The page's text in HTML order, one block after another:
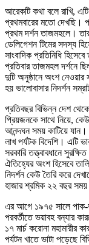
আরেকটি কথা বলে রাখি,
প্রথমবারের মতো দেখছি।
প্রথম দর্শন তাজমহলে।
ডেলিগেশন টিমের সদস্য
সাংবাদিক প্রতিনিধি
প্রতিবার তাজমহল দর্শনে
দুটি অনুষ্ঠানে অংশ নেওয়ার
হয় ভালোবাসার নিদর্শন
প্রতিবছর বিভিন্ন দেশ
প্রিয়জনকে সাথে নিয়ে, কেউ
আনন্দঘন সময় কাটিয়ে
লাখ পর্যটক বিদেশি। এটি
সরকারি তত্ত্বাবধানে
ঐতিহ্যের অংশ হিসেবে
নিদর্শন কেউ তৈরি করে
হাজার শ্রমিক ২২ বছর সময়
এর আগে ১৯৭৫ সালে পাক-
পরবর্তীতে ভয়াবহ বন্যার
১৭ মার্চ করোনা মহামারীর
পর্যটন খাতে ভাটা পড়েছে